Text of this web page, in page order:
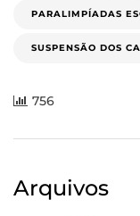
PARALIMPÍADAS
SUSPENSÃO DOS
756
Arquivos